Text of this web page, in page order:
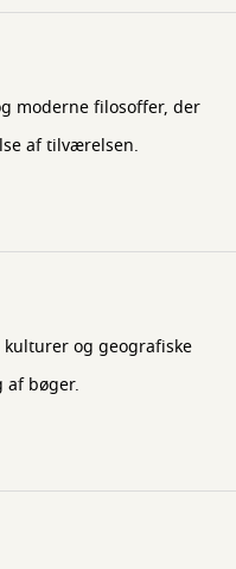
moderne filosoffer, der
af tilværelsen.
og geografiske
af bøger.